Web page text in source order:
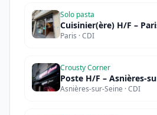
Solo pasta
Cuisinier(ère) H/F –
Paris · CDI
Crousty Corner
Poste H/F – Asnières-
Asnières-sur-Seine · CDI